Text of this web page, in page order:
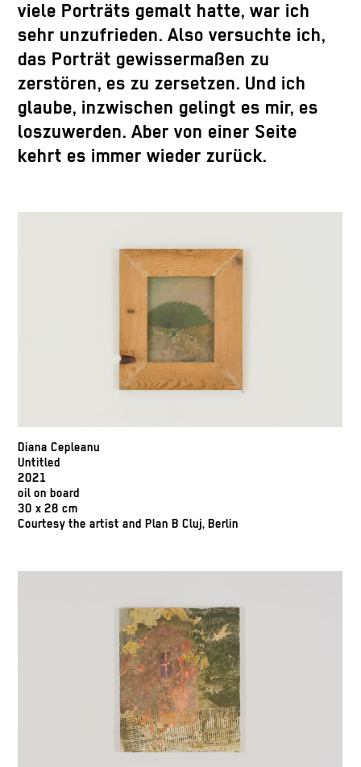
viele Porträts gemalt hatte, war ich
sehr unzufrieden. Also versuchte ich,
das Porträt gewissermaßen zu
zerstören, es zu zersetzen. Und ich
glaube, inzwischen gelingt es mir, es
loszuwerden. Aber von einer Seite
kehrt es immer wieder zurück.
Diana Cepleanu
Untitled
2021
oil on board
30 x 28 cm
Courtesy the artist and Plan B Cluj, Berlin